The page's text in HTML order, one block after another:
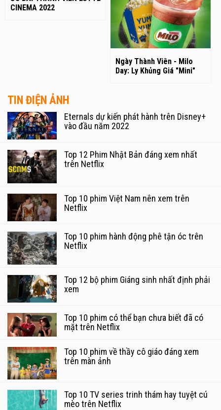
CINEMA 2022
Ngày Thành Viên - Milo
Day: Ly Khủng Giá "Mini"
TIN ĐIỆN ẢNH
Eternals dự kiến phát hành trên Disney+
vào đầu năm 2022
Top 12 Phim Nhật Bản đáng xem nhất
trên Netflix
Top 10 phim Việt Nam nên xem trên
Netflix
Top 10 phim hành động phê tận óc trên
Netflix
Top 12 bộ phim Giáng sinh nhất định phải
xem
Top 10 phim có thể bạn chưa biết đã có
mặt trên Netflix
Top 10 phim về thầy cô giáo đáng xem
trên màn ảnh
Top 10 TV series trinh thám hay tuyệt cú
mèo trên Netflix